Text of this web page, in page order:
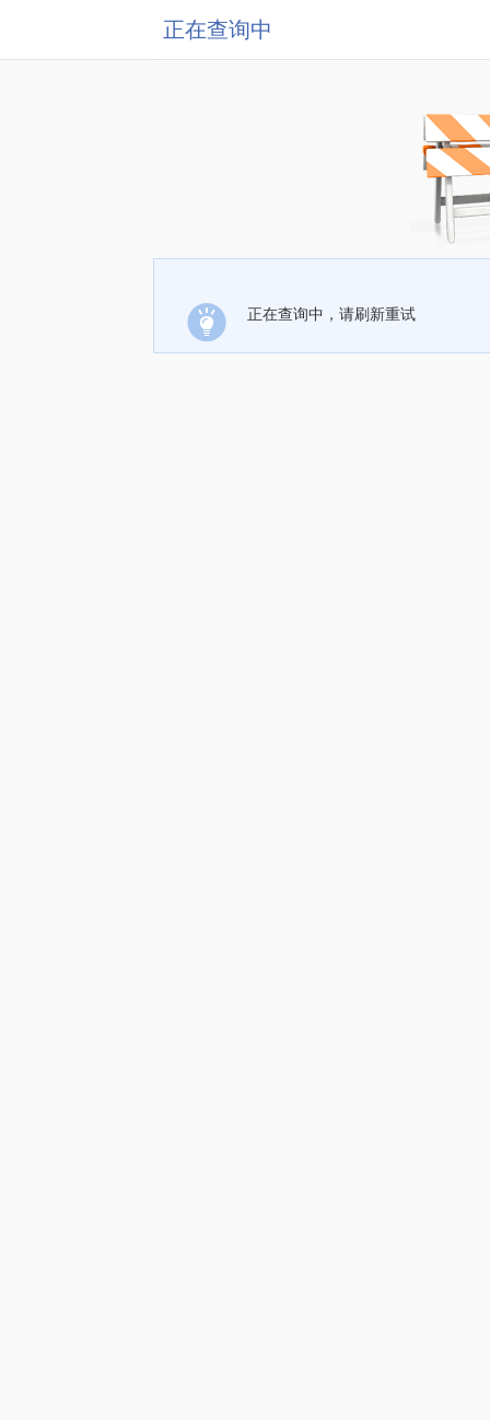
正在查询中
正在查询中，请刷新重试